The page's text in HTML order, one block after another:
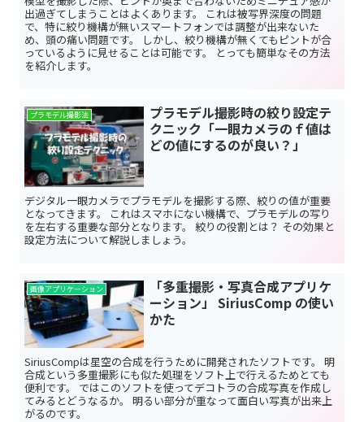
出過ぎてしまうことはよくあります。 これは被写界深度の問題
で、特に絞り機構が無いスマートフォンでは調整が出来ないた
め、頭の痛い問題です。 しかし、絞り機構が無くてもピントが合
っているように見せることは可能です。 とっても簡単なその方法
を紹介します。
プラモデル撮影法
プラモデル撮影時の絞り設定テ
クニック「一眼カメラのｆ値は
どの値にするのが良い？」
デジタル一眼カメラでプラモデルを撮影する際、絞りの値が重要
となってきます。 これはスマホにない機構で、プラモデルの写り
を左右する重要な部分となります。 絞りの役割とは？ その効果と
設定方法について解説しましょう。
画像アプリケーション
「多重撮影・写真合成アプリケ
ーション」 SiriusComp の使い
かた
SiriusCompは星空の合成を行うために開発されたソフトです。 明
合成という多重撮影にも似た処理をソフト上で行えるためとても
便利です。 ではこのソフトを使ってデコトラの合成写真を作成し
てみるとどうなるか。 明るい部分が重なって面白い写真が出来上
がるのです。